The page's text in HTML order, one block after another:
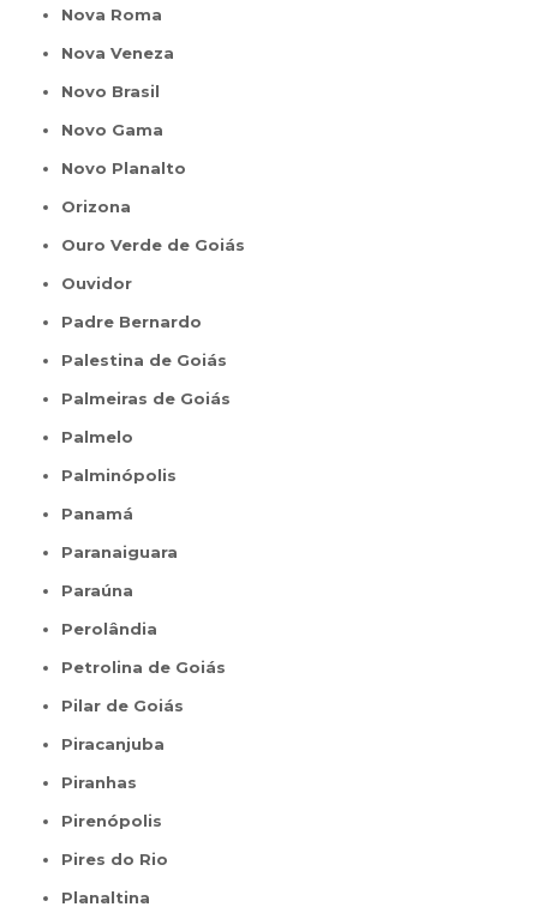
Nova Roma
Nova Veneza
Novo Brasil
Novo Gama
Novo Planalto
Orizona
Ouro Verde de Goiás
Ouvidor
Padre Bernardo
Palestina de Goiás
Palmeiras de Goiás
Palmelo
Palminópolis
Panamá
Paranaiguara
Paraúna
Perolândia
Petrolina de Goiás
Pilar de Goiás
Piracanjuba
Piranhas
Pirenópolis
Pires do Rio
Planaltina